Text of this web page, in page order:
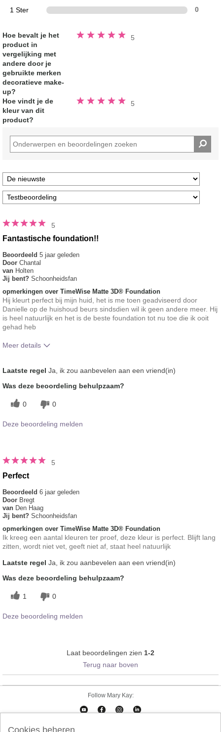
1 Ster 0
Hoe bevalt je het
product in
vergelijking met
andere door je
gebruikte merken
decoratieve make-
up?
5
Beoordeeld
5.0
Hoe vindt je de
kleur van dit
product?
5
Beoordeeld
5.0
5
Fantastische foundation!!
Beoordeeld 5 jaar geleden
Door Chantal
van Holten
Jij bent? Schoonheidsfan
opmerkingen over TimeWise Matte 3D® Foundation
Hij kleurt perfect bij mijn huid, het is me toen geadviseerd door
Danielle op de huishoud beurs sindsdien wil ik geen andere meer. Hij
is heel natuurlijk en het is de beste foundation tot nu toe die ik ooit
gehad heb
Meer details
met andere door je gebruikte merken
decoratieve make-up?
Laatste regel Ja, ik zou aanbevelen aan een vriend(in)
Was deze beoordeling behulpzaam?
0 0
Deze beoordeling melden
5
Perfect
Beoordeeld 6 jaar geleden
Door Bregt
van Den Haag
Jij bent? Schoonheidsfan
opmerkingen over TimeWise Matte 3D® Foundation
Ik kreeg een aantal kleuren ter proef, deze kleur is perfect. Blijft lang
zitten, wordt niet vet, geeft niet af, staat heel natuurlijk
Laatste regel Ja, ik zou aanbevelen aan een vriend(in)
Was deze beoordeling behulpzaam?
1 0
Deze beoordeling melden
Laat beoordelingen zien 1-2
Terug naar boven
Follow Mary Kay:
Cookies beheren